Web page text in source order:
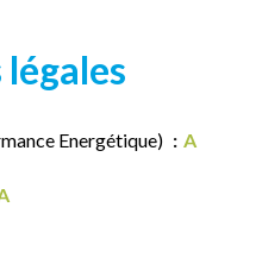
Energétique) A